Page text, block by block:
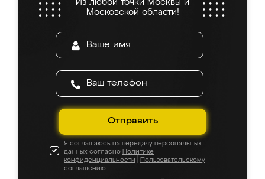
Из любой точки Москвы и
Московской области!
Отправить
Я соглашаюсь на передачу персональных
данных согласно Политике
конфиденциальности
Пользовательскому
соглашению